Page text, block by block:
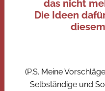
das nicht
Die Ideen
(P.S. Meine
Selbständige und